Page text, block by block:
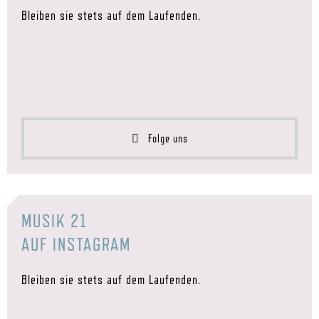
Bleiben sie stets auf dem Laufenden.
Folge uns
MUSIK 21
AUF INSTAGRAM
Bleiben sie stets auf dem Laufenden.